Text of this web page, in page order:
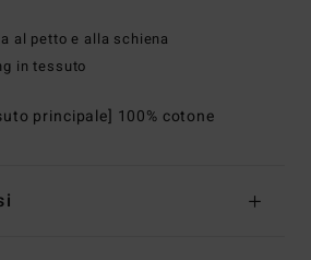
al petto e alla schiena
in tessuto
principale] 100% cotone